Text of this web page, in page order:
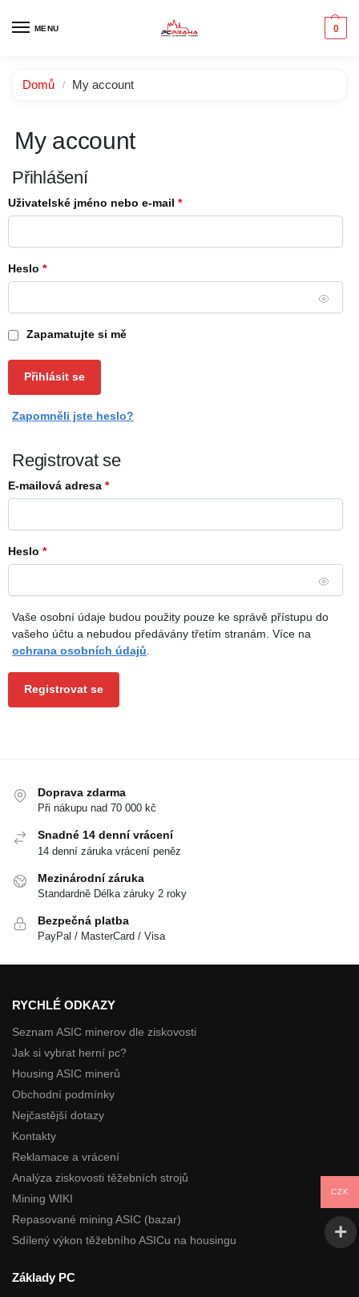
MENU 0
Domů / My account
My account
Přihlášení
Uživatelské jméno nebo e-mail *
Heslo *
Zapamatujte si mě
Přihlásit se
Zapomněli jste heslo?
Registrovat se
E-mailová adresa *
Heslo *
Vaše osobní údaje budou použity pouze ke správě přístupu do
vašeho účtu a nebudou předávány třetím stranám. Více na
ochrana osobních údajů
Registrovat se
Doprava zdarma
Při nákupu nad 70 000 kč
Snadné 14 denní vrácení
14 denní záruka vrácení peněz
Mezinárodní záruka
Standardně Délka záruky 2 roky
Bezpečná platba
PayPal / MasterCard / Visa
RYCHLÉ ODKAZY
Seznam ASIC minerov dle ziskovosti
Jak si vybrat herní pc?
Housing ASIC minerů
Obchodní podmínky
Nejčastější dotazy
Kontakty
Reklamace a vrácení
Analýza ziskovosti těžebních strojů
Mining WIKI
Repasované mining ASIC (bazar)
Sdílený výkon těžebního ASICu na housingu
Základy PC
CZK